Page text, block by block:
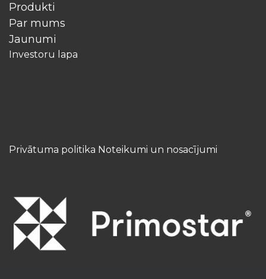
Produkti
Par mums
Jaunumi
Investoru lapa
Privātuma politika Noteikumi un nosacījumi